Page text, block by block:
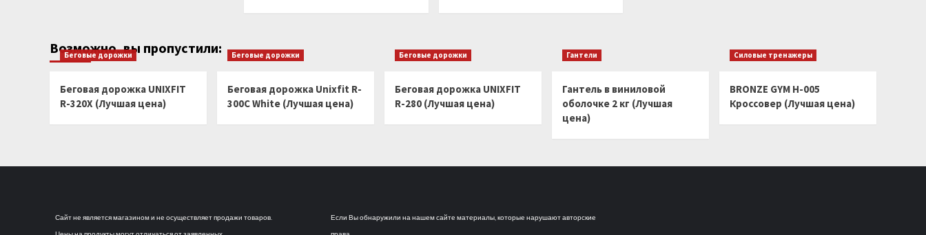
Возможно, вы пропустили:
Беговые дорожки
Беговая дорожка UNIXFIT
R-320X (Лучшая цена)
Беговые дорожки
Беговая дорожка Unixfit R-
300C White (Лучшая цена)
Беговые дорожки
Беговая дорожка UNIXFIT
R-280 (Лучшая цена)
Гантели
Гантель в виниловой
оболочке 2 кг (Лучшая
цена)
Силовые тренажеры
BRONZE GYM H-005
Кроссовер (Лучшая цена)
Сайт не является магазином и не осуществляет продажи товаров.
Если Вы обнаружили на нашем сайте материалы, которые нарушают авторские